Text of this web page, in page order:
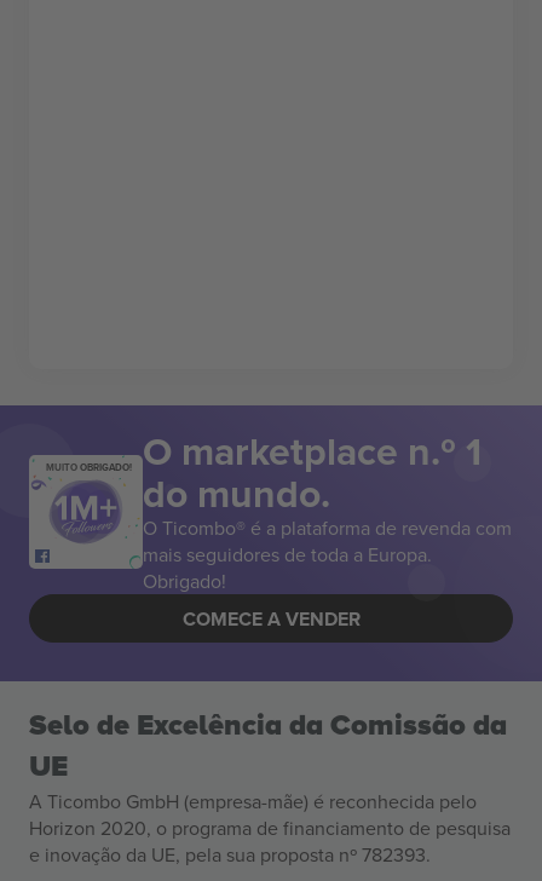
MUITO OBRIGADO! O marketplace n.º 1
do mundo.
O Ticombo® é a plataforma de revenda com
mais seguidores de toda a Europa.
Obrigado!
COMECE A VENDER
Selo de Excelência da Comissão da
UE
A Ticombo GmbH (empresa-mãe) é reconhecida pelo
Horizon 2020, o programa de financiamento de pesquisa
e inovação da UE, pela sua proposta nº 782393.